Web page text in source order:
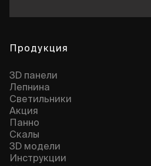
Продукция
3D панели
Лепнина
Cветильники
Акция
Панно
Скалы
3D модели
Инструкции